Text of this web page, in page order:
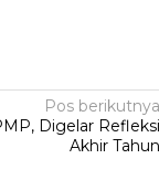
Pos berikutnya
Digelar Refleksi
Akhir Tahun